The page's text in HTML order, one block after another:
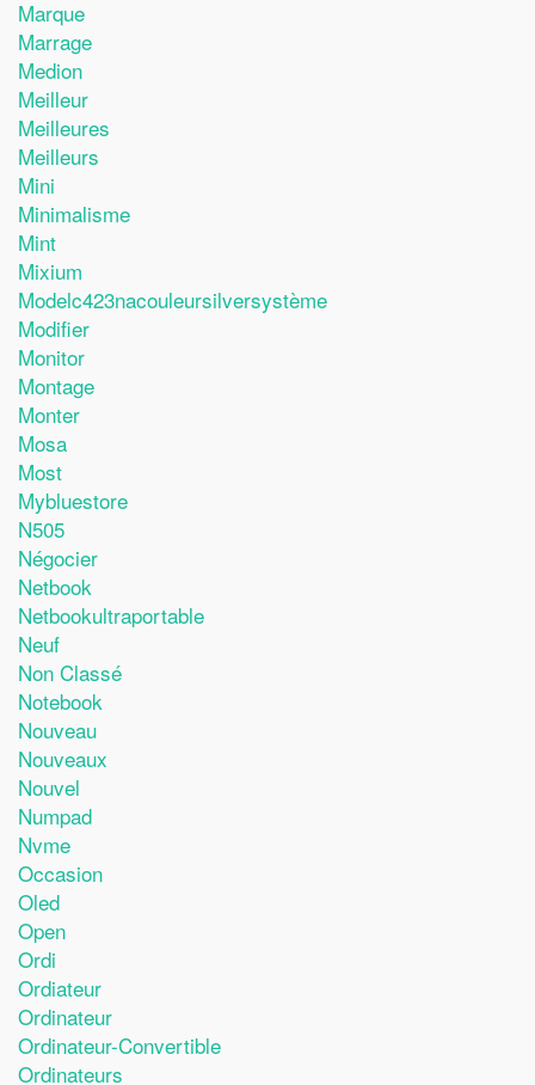
Marque
Marrage
Medion
Meilleur
Meilleures
Meilleurs
Mini
Minimalisme
Mint
Mixium
Modelc423nacouleursilversystème
Modifier
Monitor
Montage
Monter
Mosa
Most
Mybluestore
N505
Négocier
Netbook
Netbookultraportable
Neuf
Non Classé
Notebook
Nouveau
Nouveaux
Nouvel
Numpad
Nvme
Occasion
Oled
Open
Ordi
Ordiateur
Ordinateur
Ordinateur-Convertible
Ordinateurs